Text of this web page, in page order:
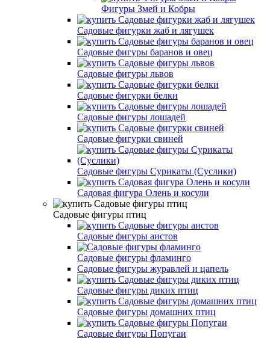
Фигуры Змей и Кобры
Садовые фигурки жаб и лягушек
Садовые фигуры баранов и овец
Садовые фигуры львов
Садовые фигурки белки
Садовые фигуры лошадей
Садовые фигурки свиней
Садовые фигуры Сурикаты (Суслики)
Садовая фигура Олень и косули
Садовые фигуры птиц
Садовые фигуры аистов
Садовые фигуры фламинго
Садовые фигуры журавлей и цапель
Садовые фигуры диких птиц
Садовые фигуры домашних птиц
Садовые фигуры Попугаи